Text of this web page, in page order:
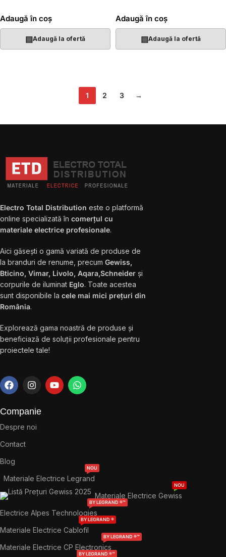
Adaugă în coș
▤Adaugă la ofertă
Adaugă în coș
▤Adaugă la ofertă
1 2 3 →
Electro Total Distribution este o platformă
online specializată în comerțul cu
materiale electrice profesionale.
Aici găsești o gamă variată de produse de
la branduri de renume, precum Gewiss,
Bticino, Vimar, Livolo, Aqara,Schneider și
corpurile de iluminat Eglo. Toate acestea
sunt disponibile la cele mai mici prețuri din
România.
Explorează gama noastră de produse și
beneficiază de soluții profesionale pentru
proiectele tale!
Companie
Despre noi
Contact
Blog
Materiale Electrice Legrand
NOU
Materiale Electrice Gewiss
NOU
Electrice Alpes Technologies
BY LEGRAND ®™
Materiale Electrice Cablofil
BY LEGRAND ®
Materiale Electrice CP Electronics
BY LEGRAND ®™
BY LEGRAND ®™